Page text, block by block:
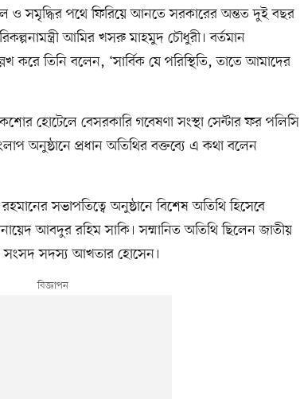
ও সমৃদ্ধির পথে ফিরিয়ে আনতে সরকারের অন্তত দুই বছর
আমির খসরু মাহমুদ চৌধুরী। বর্তমান
করে তিনি বলেন, ‘সার্বিক যে পরিস্থিতি, তাতে আমাদের
হোটেলে বেসরকারি গবেষণা সংস্থা সেন্টার ফর পলিসি
অনুষ্ঠানে প্রধান অতিথির বক্তব্যে এ কথা বলেন
সভাপতিত্বে অনুষ্ঠানে বিশেষ অতিথি হিসেবে
আবদুর রহিম সাকি। সম্মানিত অতিথি ছিলেন জাতীয়
সংসদ সদস্য আখতার হোসেন।